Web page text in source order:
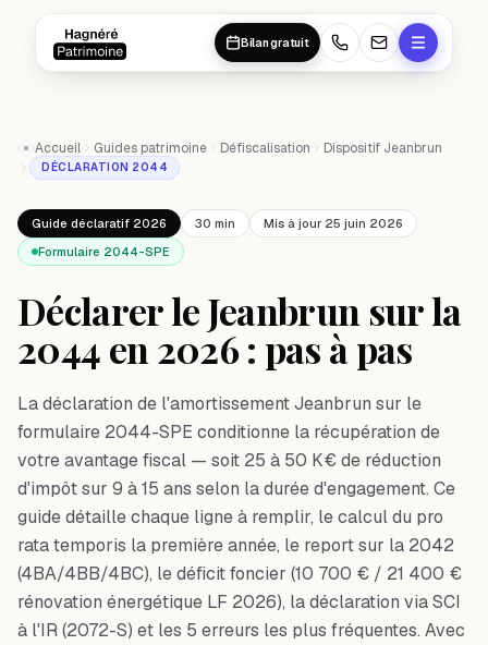
Bilan gratuit
Accueil Guides patrimoine Défiscalisation Dispositif Jeanbrun
DÉCLARATION 2044
Guide déclaratif 2026 30 min
Mis à jour 25 juin 2026
Formulaire 2044-SPE
Déclarer le Jeanbrun sur la
2044 en 2026 : pas à pas
La déclaration de l'amortissement Jeanbrun sur le
formulaire 2044-SPE conditionne la récupération de
votre avantage fiscal — soit 25 à 50 K€ de réduction
d'impôt sur 9 à 15 ans selon la durée d'engagement. Ce
guide détaille chaque ligne à remplir, le calcul du pro
rata temporis la première année, le report sur la 2042
(4BA/4BB/4BC), le déficit foncier (10 700 € / 21 400 €
rénovation énergétique LF 2026), la déclaration via SCI
à l'IR (2072-S) et les 5 erreurs les plus fréquentes. Avec